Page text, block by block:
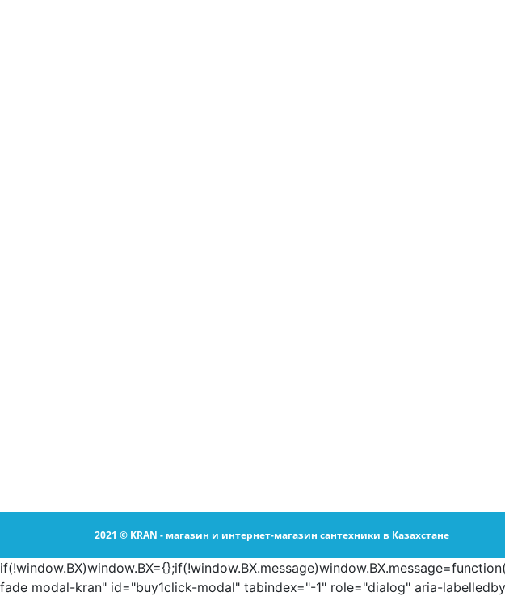
2021 © KRAN - магазин и интернет-магазин сантехники в Казахстане
fade modal-kran" id="buy1click-modal" tabindex="-1" role="dialog" aria-